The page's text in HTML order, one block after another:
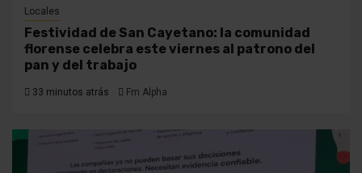
Locales
Festividad de San Cayetano: la comunidad
florense celebra este viernes al patrono del
pan y del trabajo
33 minutos atrás Fm Alpha